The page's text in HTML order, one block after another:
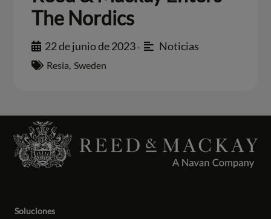
The Nordics
22 de junio de 2023 • Noticias
Resia, Sweden
Soluciones